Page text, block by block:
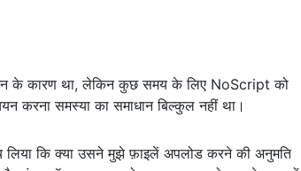
के कारण था, लेकिन कुछ समय के लिए NoScript को
करना समस्या का समाधान बिल्कुल नहीं था।
कि क्या उसने मुझे फ़ाइलें अपलोड करने की अनुमति